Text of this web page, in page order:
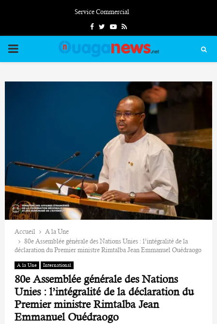
Service Commercial
FacebookTwitterYoutube
Rss
PRIMARY
Accueil
A la Une
80e Assemblée générale des Nations Unies : l’intégralité de la
déclaration du Premier ministre Rimtalba Jean Emmanuel Ouédraogo
A la Une International
80e Assemblée générale des Nations
Unies : l’intégralité de la déclaration du
Premier ministre Rimtalba Jean
Emmanuel Ouédraogo